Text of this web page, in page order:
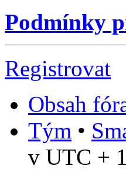
Podmínky
Registrovat
Obsah
Tým •
v UTC +